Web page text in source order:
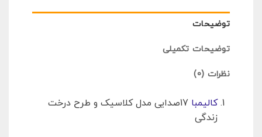
توضیحات
توضیحات تکمیلی
نظرات (0)
کالیمبا
17صدایی مدل کلاسیک و طرح درخت
زندگی